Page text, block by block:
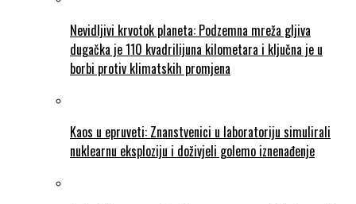
Nevidljivi krvotok planeta: Podzemna mreža gljiva
dugačka je 110 kvadrilijuna kilometara i ključna je u
borbi protiv klimatskih promjena
Kaos u epruveti: Znanstvenici u laboratoriju simulirali
nuklearnu eksploziju i doživjeli golemo iznenađenje